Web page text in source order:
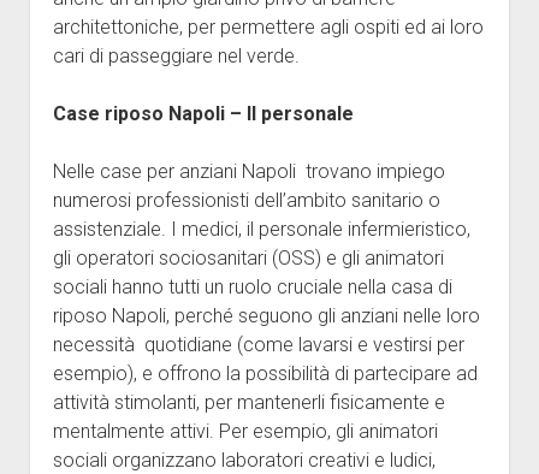
architettoniche, per permettere agli ospiti ed ai loro
cari di passeggiare nel verde.
Case riposo Napoli – Il personale
Nelle case per anziani Napoli trovano impiego
numerosi professionisti dell’ambito sanitario o
assistenziale. I medici, il personale infermieristico,
gli operatori sociosanitari (OSS) e gli animatori
sociali hanno tutti un ruolo cruciale nella casa di
riposo Napoli, perché seguono gli anziani nelle loro
necessità quotidiane (come lavarsi e vestirsi per
esempio), e offrono la possibilità di partecipare ad
attività stimolanti, per mantenerli fisicamente e
mentalmente attivi. Per esempio, gli animatori
sociali organizzano laboratori creativi e ludici,